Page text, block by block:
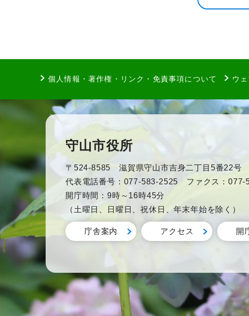
個人情報・著作権・リンク・免責事項について ウ
守山市役所
〒524-8585 滋賀県守山市吉身二丁目5番22号
代表電話番号：077-583-2525 ファクス：077-
開庁時間：9時～16時45分
（土曜日、日曜日、祝休日、年末年始を除く）
庁舎案内 アクセス 開